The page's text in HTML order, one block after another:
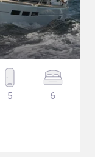
5 6